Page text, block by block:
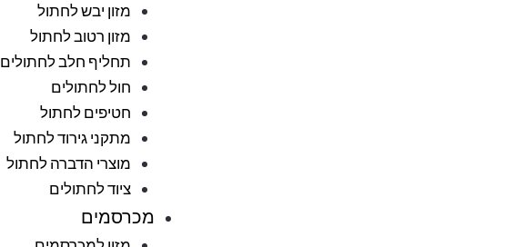
מזון יבש לחתול
מזון רטוב לחתול
תחליף חלב לחתולים
חול לחתולים
חטיפים לחתול
מתקני גירוד לחתול
מוצרי הדברה לחתול
ציוד לחתולים
מכרסמים